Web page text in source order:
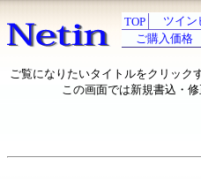
TOP ツイン
ご購入価格
ご覧になりたいタイトルをクリック
この画面では新規書込・